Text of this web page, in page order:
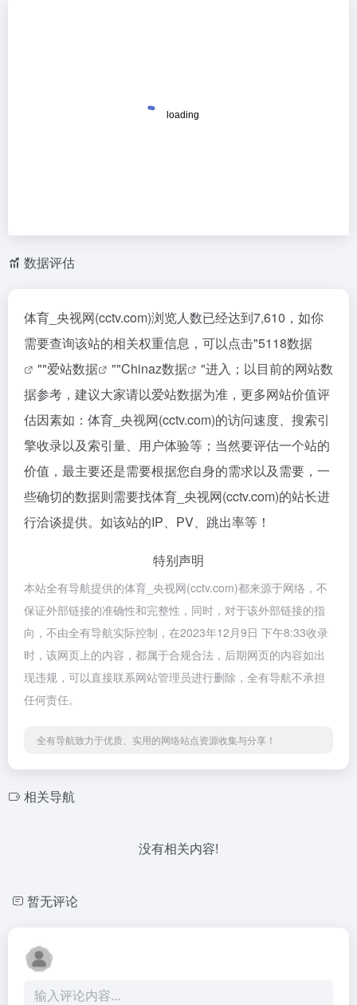
数据评估
体育_央视网(cctv.com)浏览人数已经达到7,610，如你
需要查询该站的相关权重信息，可以点击"5118数据
""爱站数据 ""Chinaz数据
"进入；以目前的网站数
据参考，建议大家请以爱站数据为准，更多网站价值评
估因素如：体育_央视网(cctv.com)的访问速度、搜索引
擎收录以及索引量、用户体验等；当然要评估一个站的
价值，最主要还是需要根据您自身的需求以及需要，一
些确切的数据则需要找体育_央视网(cctv.com)的站长进
行洽谈提供。如该站的IP、PV、跳出率等！
特别声明
本站全有导航提供的体育_央视网(cctv.com)都来源于网络，不
保证外部链接的准确性和完整性，同时，对于该外部链接的指
向，不由全有导航实际控制，在2023年12月9日 下午8:33收录
时，该网页上的内容，都属于合规合法，后期网页的内容如出
现违规，可以直接联系网站管理员进行删除，全有导航不承担
任何责任。
全有导航致力于优质、实用的网络站点资源收集与分享！
相关导航
没有相关内容!
暂无评论